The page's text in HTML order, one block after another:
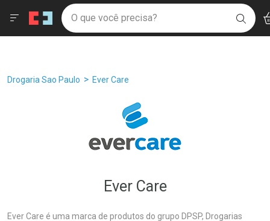
Drogaria São Paulo
Ir direto para a home
pela página
Ir direto para o conteúdo
Ir direto para a busca
Ir direto para a notificações
Faça a sua busca
O que você precisa?
Menu
Breadcrumb
Drogaria Sao Paulo Ever Care
Ever Care
Ever Care é uma marca de produtos do grupo DPSP, Drogarias
Âncoras
Filtros Ordenar por